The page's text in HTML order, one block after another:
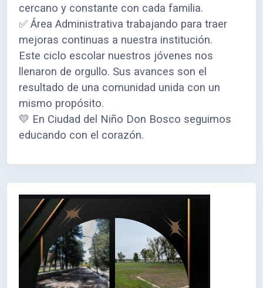
cercano y constante con cada familia.
✅ Área Administrativa trabajando para traer
mejoras continuas a nuestra institución.
Este ciclo escolar nuestros jóvenes nos
llenaron de orgullo. Sus avances son el
resultado de una comunidad unida con un
mismo propósito.
💛 En Ciudad del Niño Don Bosco seguimos
educando con el corazón.